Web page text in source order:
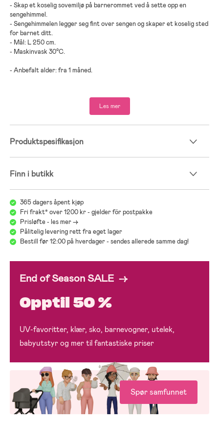
- Skap et koselig sovemiljø på barnerommet ved å sette opp en
sengehimmel.
- Sengehimmelen legger seg fint over sengen og skaper et koselig sted
for barnet ditt.
- Mål: L 250 cm.
- Maskinvask 30°C.
- Anbefalt alder: fra 1 måned.
Les mer
Produktspesifikasjon
Finn i butikk
365 dagers åpent kjøp
Fri frakt* over 1200 kr - gjelder för postpakke
Prisløfte - les mer ->
Pålitelig levering rett fra eget lager
Bestill før 12:00 på hverdager - sendes allerede samme dag!
End of Season SALE →
Opptil 50 %
UV-favoritter, klær, sko, barnevogner, utelek,
babyutstyr og mer til fantastiske priser
Spør samfunnet